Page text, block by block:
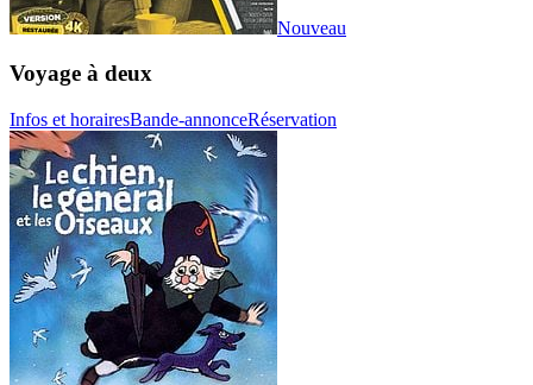
Nouveau
Voyage à deux
Infos et horairesBande-annonceRéservation